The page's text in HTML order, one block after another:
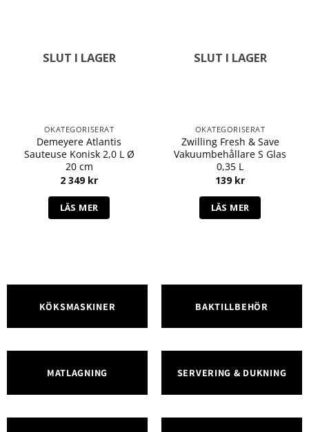
SLUT I LAGER
OKATEGORISERAT
Demeyere Atlantis
Sauteuse Konisk 2,0 L Ø
20 cm
2 349 kr
LÄS MER
SLUT I LAGER
OKATEGORISERAT
Zwilling Fresh & Save
Vakuumbehållare S Glas
0,35 L
139 kr
LÄS MER
KÖKSMASKINER BAKTILLBEHÖR
MATLAGNING SERVERING & DUKNING